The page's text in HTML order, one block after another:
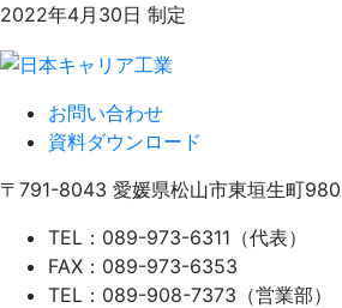
2022年4月30日 制定
お問い合わせ
資料ダウンロード
〒791-8043 愛媛県松山市東垣生町
TEL：089-973-6311（代表）
FAX：089-973-6353
TEL：089-908-7373（営業部）